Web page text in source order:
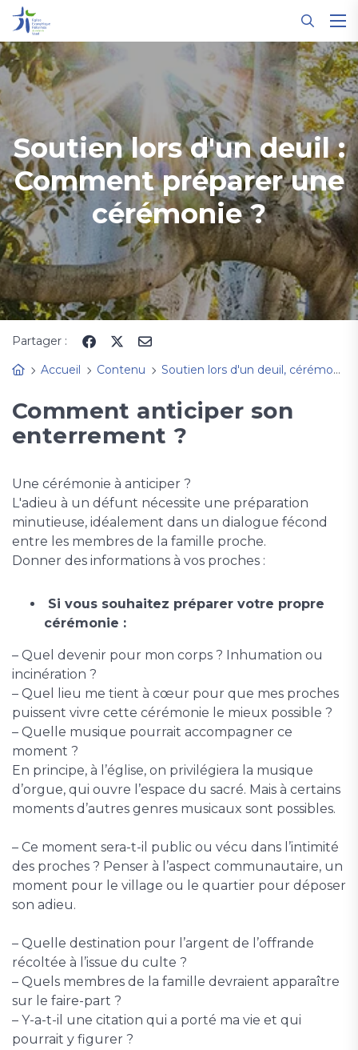
Soutien lors d'un deuil :
Comment préparer une
cérémonie ?
Partager :
Accueil
Contenu Soutien lors d'un deuil, cérémonie Adieu, enterrement, décès, service funèbre
Comment anticiper son
enterrement ?
Une cérémonie à anticiper ?
L'adieu à un défunt nécessite une préparation
minutieuse, idéalement dans un dialogue fécond
entre les membres de la famille proche.
Donner des informations à vos proches :
Si vous souhaitez préparer votre propre
cérémonie :
– Quel devenir pour mon corps ? Inhumation ou
incinération ?
– Quel lieu me tient à cœur pour que mes proches
puissent vivre cette cérémonie le mieux possible ?
– Quelle musique pourrait accompagner ce
moment ?
En principe, à l’église, on privilégiera la musique
d’orgue, qui ouvre l’espace du sacré. Mais à certains
moments d’autres genres musicaux sont possibles.
– Ce moment sera-t-il public ou vécu dans l’intimité
des proches ? Penser à l’aspect communautaire, un
moment pour le village ou le quartier pour déposer
son adieu.
– Quelle destination pour l’argent de l’offrande
récoltée à l’issue du culte ?
– Quels membres de la famille devraient apparaître
sur le faire-part ?
– Y-a-t-il une citation qui a porté ma vie et qui
pourrait y figurer ?
Panneau de gestion des cookies